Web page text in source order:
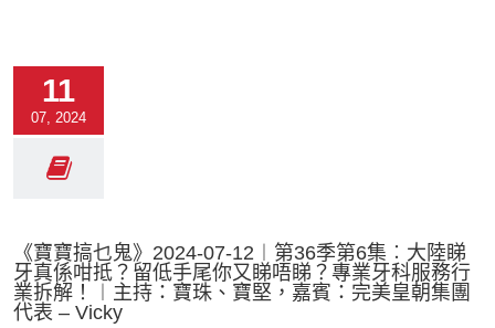
11
07, 2024
《寶寶搞乜鬼》2024-07-12︱第36季第6集︰大陸睇
牙真係咁抵？留低手尾你又睇唔睇？專業牙科服務行
業拆解！︱主持：寶珠、寶堅，嘉賓：完美皇朝集團
代表 – Vicky